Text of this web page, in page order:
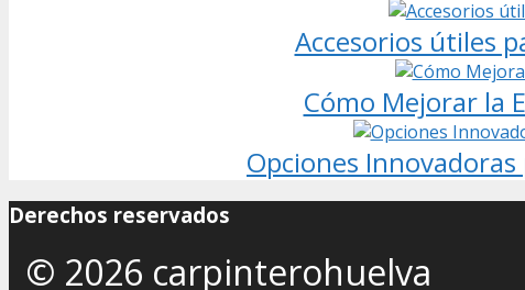
Accesorios útiles
Cómo Mejorar la
Opciones
Derechos reservados
© 2026 carpinterohuelva